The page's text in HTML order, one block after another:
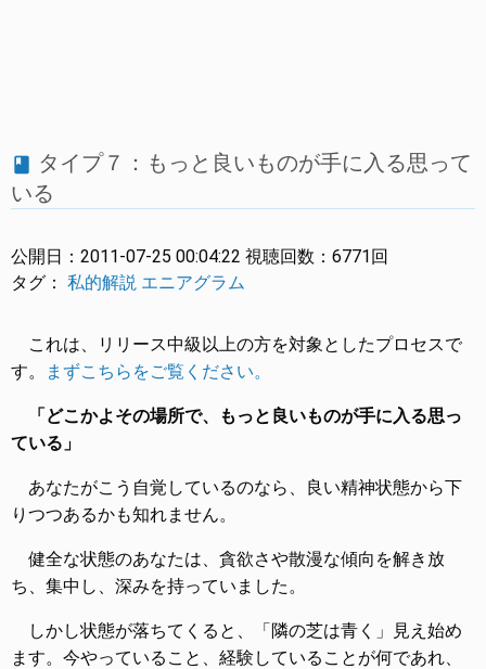
book タイプ７：もっと良いものが手に入る思って
いる
公開日： 2011-07-25 00:04:22 視聴回数： 6771回
タグ： 私的解説 エニアグラム
これは、リリース中級以上の方を対象としたプロセスで
す。
まずこちらをご覧ください。
「どこかよその場所で、もっと良いものが手に入る思っ
ている」
あなたがこう自覚しているのなら、良い精神状態から下
りつつあるかも知れません。
健全な状態のあなたは、貪欲さや散漫な傾向を解き放
ち、集中し、深みを持っていました。
しかし状態が落ちてくると、「隣の芝は青く」見え始め
ます。今やっていること、経験していることが何であれ、